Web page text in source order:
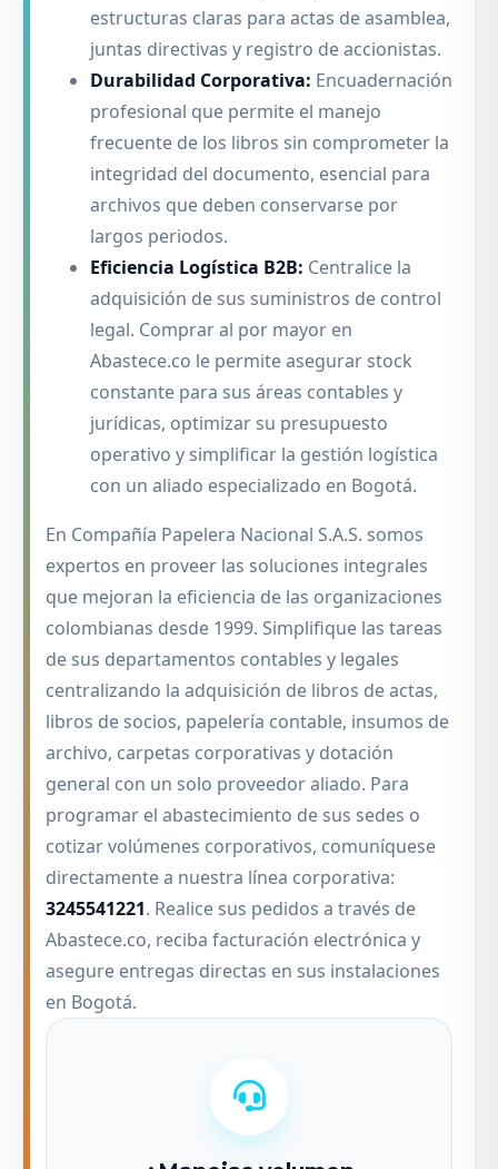
estructuras claras para actas de asamblea,
juntas directivas y registro de accionistas.
Durabilidad Corporativa: Encuadernación
profesional que permite el manejo
frecuente de los libros sin comprometer la
integridad del documento, esencial para
archivos que deben conservarse por
largos periodos.
Eficiencia Logística B2B: Centralice la
adquisición de sus suministros de control
legal. Comprar al por mayor en
Abastece.co le permite asegurar stock
constante para sus áreas contables y
jurídicas, optimizar su presupuesto
operativo y simplificar la gestión logística
con un aliado especializado en Bogotá.
En Compañía Papelera Nacional S.A.S. somos
expertos en proveer las soluciones integrales
que mejoran la eficiencia de las organizaciones
colombianas desde 1999. Simplifique las tareas
de sus departamentos contables y legales
centralizando la adquisición de libros de actas,
libros de socios, papelería contable, insumos de
archivo, carpetas corporativas y dotación
general con un solo proveedor aliado. Para
programar el abastecimiento de sus sedes o
cotizar volúmenes corporativos, comuníquese
directamente a nuestra línea corporativa:
3245541221. Realice sus pedidos a través de
Abastece.co, reciba facturación electrónica y
asegure entregas directas en sus instalaciones
en Bogotá.